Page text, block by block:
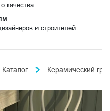
качества
и строителей
Каталог Керамический